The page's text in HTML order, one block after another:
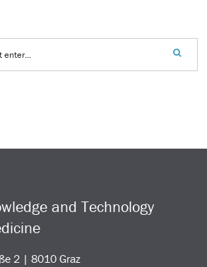
and Technology
2 | 8010 Graz